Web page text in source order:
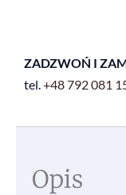
ZADZWOŃ I
tel.+48792 081
Opis